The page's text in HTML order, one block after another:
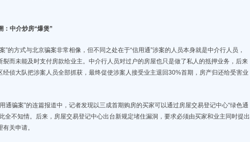
：中介炒房“爆煲”
”的方式与北京骗案非常相像，但不同之处在于“信用通”涉案的人员本身就是中介行人员，
裂而未能及时支付房款给业主。中介行人员对过户的房屋也只是做了私人的抵押业务，后来
经侦大队把涉案人员全部抓获，最终促使涉案人接受业主退回30%首期，房产归还给受害业
通骗案”的连篇报道中，记者发现以三成首期购房的买家可以通过房屋交易登记中心“绿色通
全不知情。后来，房屋交易登记中心出台新规定堵住漏洞，要求必须由买家和业主同时提出
关申请。